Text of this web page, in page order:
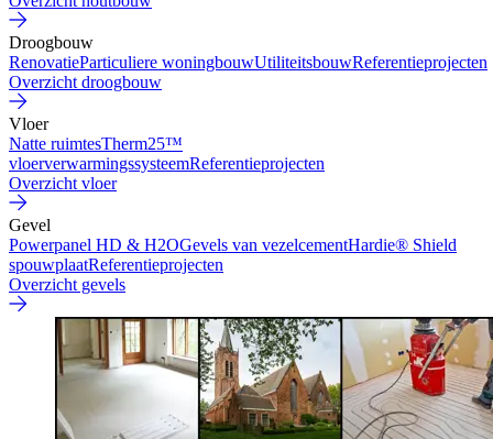
Droogbouw
RenovatieParticuliere woningbouwUtiliteitsbouwReferentieprojecten
Overzicht droogbouw
Vloer
Natte ruimtesTherm25™
vloerverwarmingssysteemReferentieprojecten
Overzicht vloer
Gevel
Powerpanel HD & H2OGevels van vezelcementHardie® Shield
spouwplaatReferentieprojecten
Overzicht gevels